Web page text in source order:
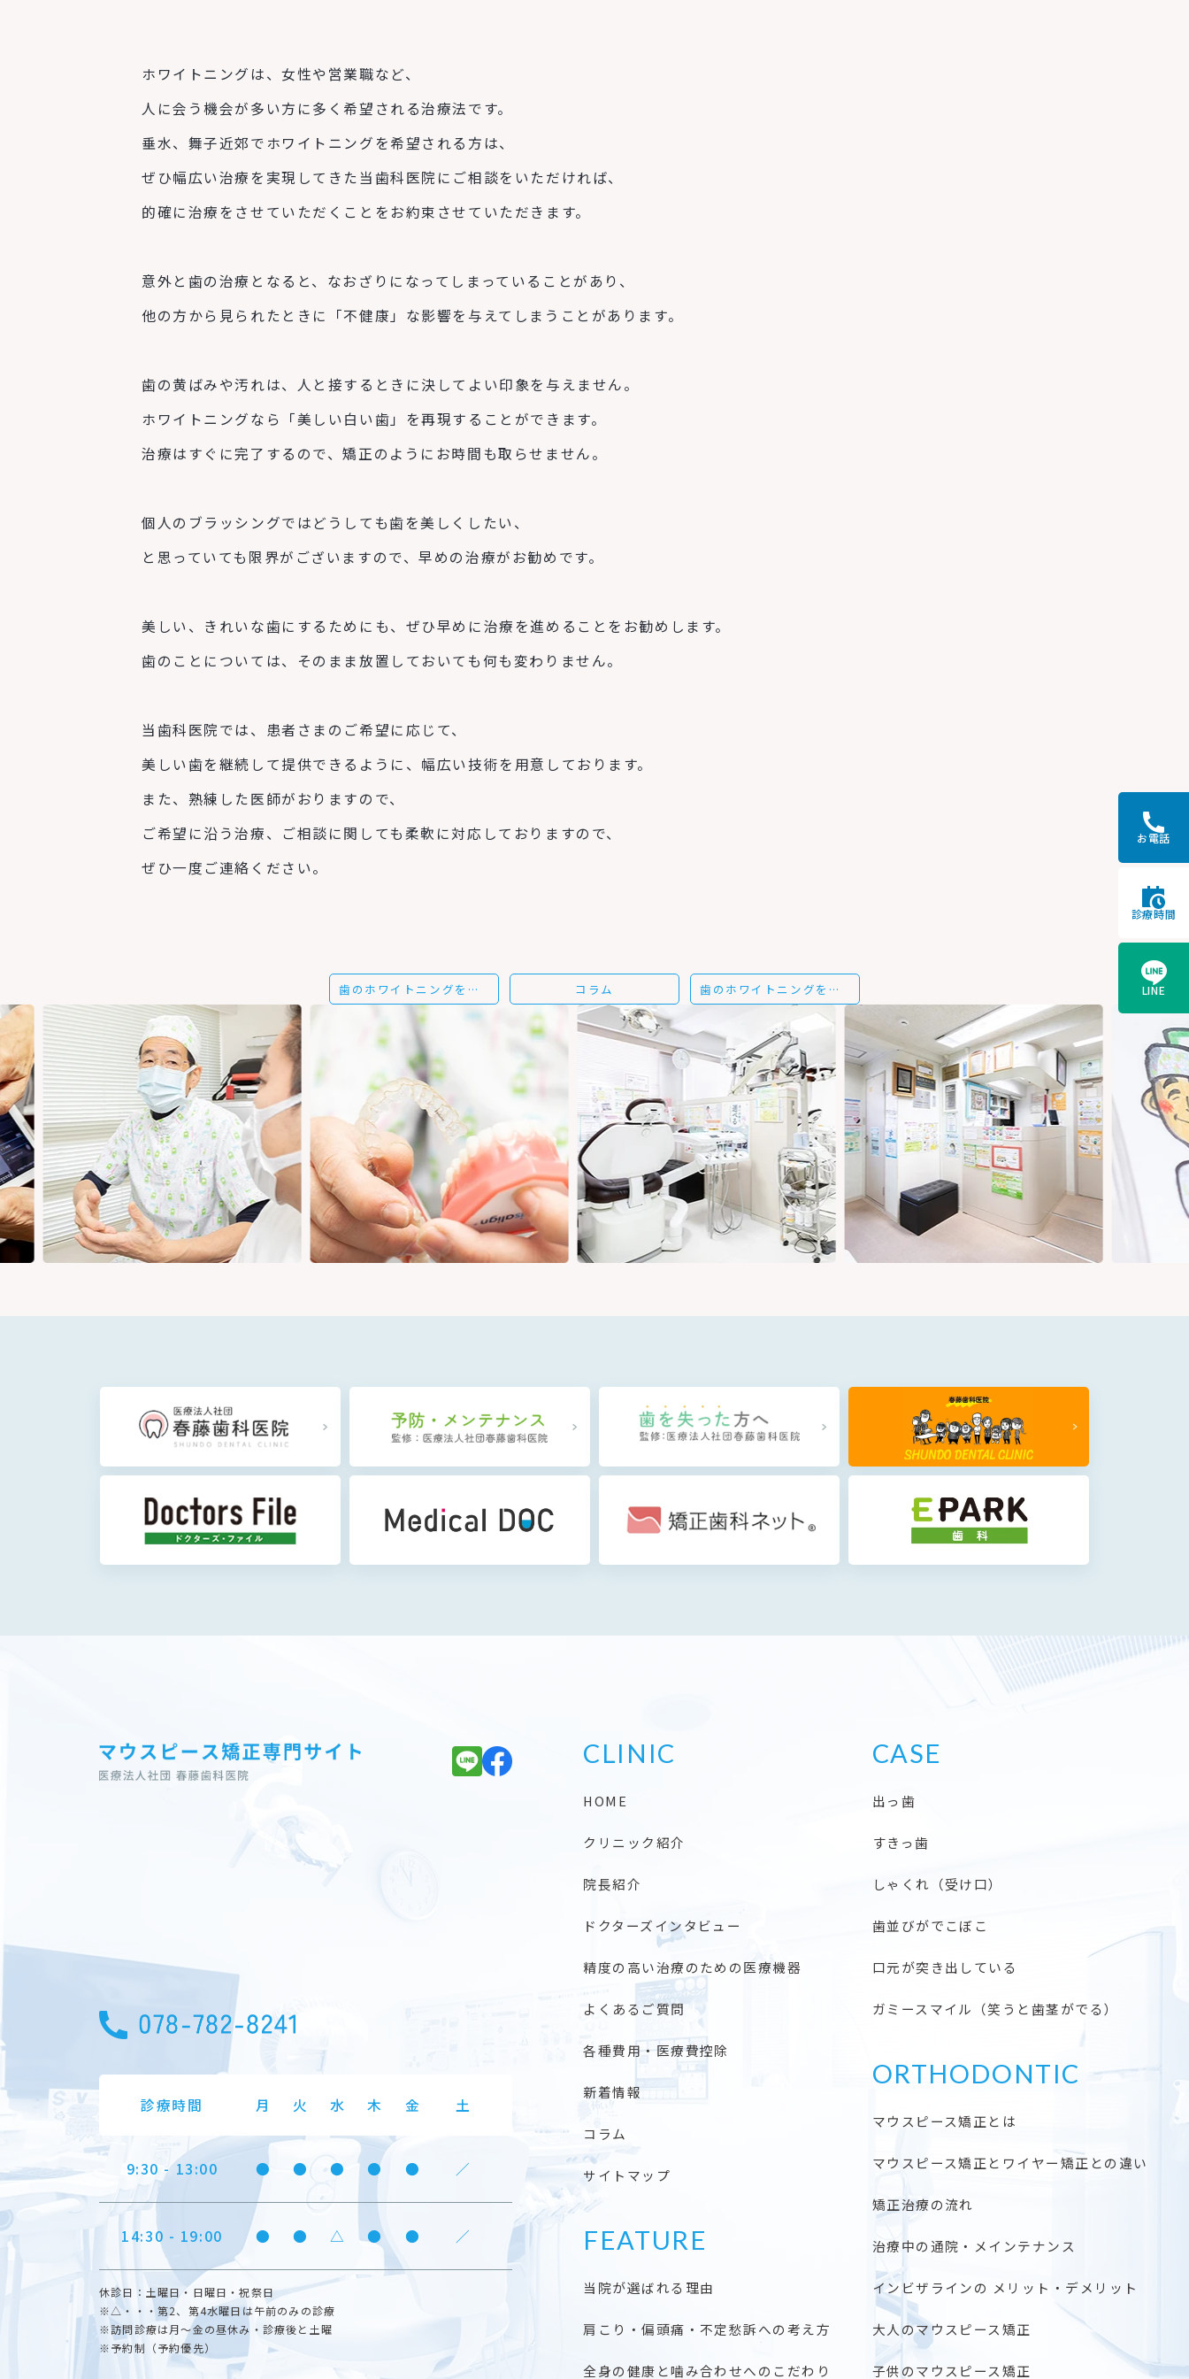
ホワイトニングは、女性や営業職など、
人に会う機会が多い方に多く希望される治療法です。
垂水、舞子近郊でホワイトニングを希望される方は、
ぜひ幅広い治療を実現してきた当歯科医院にご相談をいただければ、
的確に治療をさせていただくことをお約束させていただきます。
意外と歯の治療となると、なおざりになってしまっていることがあり、
他の方から見られたときに「不健康」な影響を与えてしまうことがあります。
歯の黄ばみや汚れは、人と接するときに決してよい印象を与えません。
ホワイトニングなら「美しい白い歯」を再現することができます。
治療はすぐに完了するので、矯正のようにお時間も取らせません。
個人のブラッシングではどうしても歯を美しくしたい、
と思っていても限界がございますので、早めの治療がお勧めです。
美しい、きれいな歯にするためにも、ぜひ早めに治療を進めることをお勧めします。
歯のことについては、そのまま放置しておいても何も変わりません。
当歯科医院では、患者さまのご希望に応じて、
美しい歯を継続して提供できるように、幅広い技術を用意しております。
また、熟練した医師がおりますので、
ご希望に沿う治療、ご相談に関しても柔軟に対応しておりますので、
ぜひ一度ご連絡ください。
歯のホワイトニングをしたいかたは垂水、舞子にある当院へ コラム 歯のホワイトニングをする際は垂水、舞子にある当院へ
休診日：土曜日・日曜日・祝祭日
※△・・・第2、第4水曜日は午前のみの診療
※訪問診療は月～金の昼休み・診療後と土曜
※予約制（予約優先）
診療時間 月 火 水 木 金 土
9:30 - 13:00 ● ● ● ● ● ／
14:30 - 19:00 ● ● △ ● ● ／
CLINIC
HOME
クリニック紹介
院長紹介
ドクターズインタビュー
精度の高い治療のための医療機器
よくあるご質問
各種費用・医療費控除
新着情報
コラム
サイトマップ
FEATURE
当院が選ばれる理由
肩こり・偏頭痛・不定愁訴への考え方
全身の健康と噛み合わせへのこだわり
CASE
出っ歯
すきっ歯
しゃくれ（受け口）
歯並びがでこぼこ
口元が突き出している
ガミースマイル（笑うと歯茎がでる）
ORTHODONTIC
マウスピース矯正とは
マウスピース矯正とワイヤー矯正との違い
矯正治療の流れ
治療中の通院・メインテナンス
インビザラインの メリット・デメリット
大人のマウスピース矯正
子供のマウスピース矯正